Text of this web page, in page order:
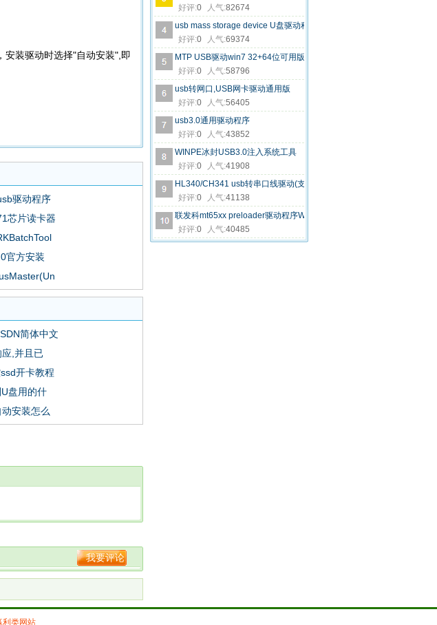
安装驱动时选择"自动安装",即
驱动程序
芯片读卡器
官方安装
简体中文
,并且已
开卡教程
盘用的什
安装怎么
我要评论
好评:0 人气:82674
usb mass storage device U盘驱动程序官方版
好评:0 人气:69374
MTP USB驱动win7 32+64位可用版
好评:0 人气:58796
usb转网口,USB网卡驱动通用版
好评:0 人气:56405
usb3.0通用驱动程序
好评:0 人气:43852
WINPE冰封USB3.0注入系统工具
好评:0 人气:41908
HL340/CH341 usb转串口线驱动(支持64位WIN7)
好评:0 人气:41138
联发科mt65xx preloader驱动程序WIN7官方版
好评:0 人气:40485
利类网站